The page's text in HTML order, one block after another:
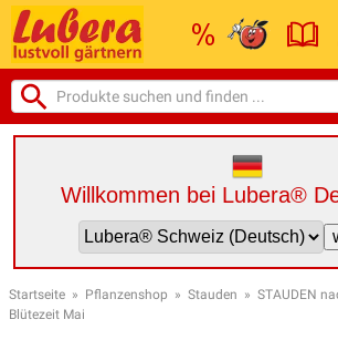
Willkommen bei Lubera®
Startseite » Pflanzenshop » Stauden » STAUDEN
Blütezeit Mai